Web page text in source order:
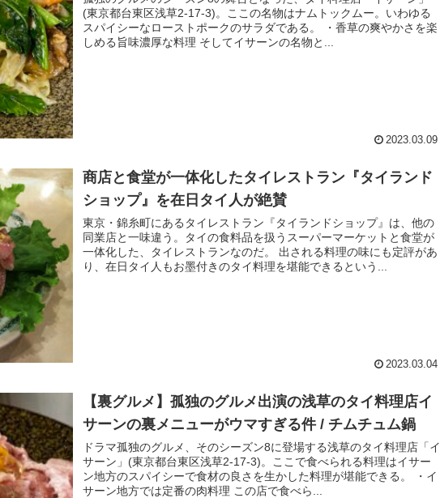
(東京都台東区浅草2-17-3)。ここの名物はナムトックムー。いわゆる
スパイシーなローストポークのサラダである。 ・香草の爽やかさを楽
しめる旨味濃厚な料理 そしてイサーンの名物と...
2023.03.09
商店と食堂が一体化したタイレストラン『タイランド
ショップ』を在日タイ人が絶賛
東京・錦糸町にあるタイレストラン『タイランドショップ』は、他の
同業店と一味違う。タイの食料品を扱うスーパーマーケットと食堂が
一体化した、タイレストランなのだ。 出される料理の味にも定評があ
り、在日タイ人もお墨付きのタイ料理を堪能できるという...
2023.03.04
【裏グルメ】孤独のグルメ出演の浅草のタイ料理店イ
サーンの裏メニューがウマすぎる件 / チムチュム鍋
ドラマ孤独のグルメ、そのシーズン8に登場する浅草のタイ料理店「イ
サーン」(東京都台東区浅草2-17-3)。ここで食べられる料理はイサー
ン地方のスパイシーで食材の良さを生かした料理が堪能できる。 ・イ
サーン地方では定番の肉料理 この店で食べら...